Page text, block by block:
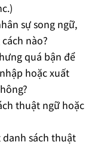
sự song ngữ,
nào?
quá bận để
hoặc xuất
thuật ngữ hoặc
sách thuật